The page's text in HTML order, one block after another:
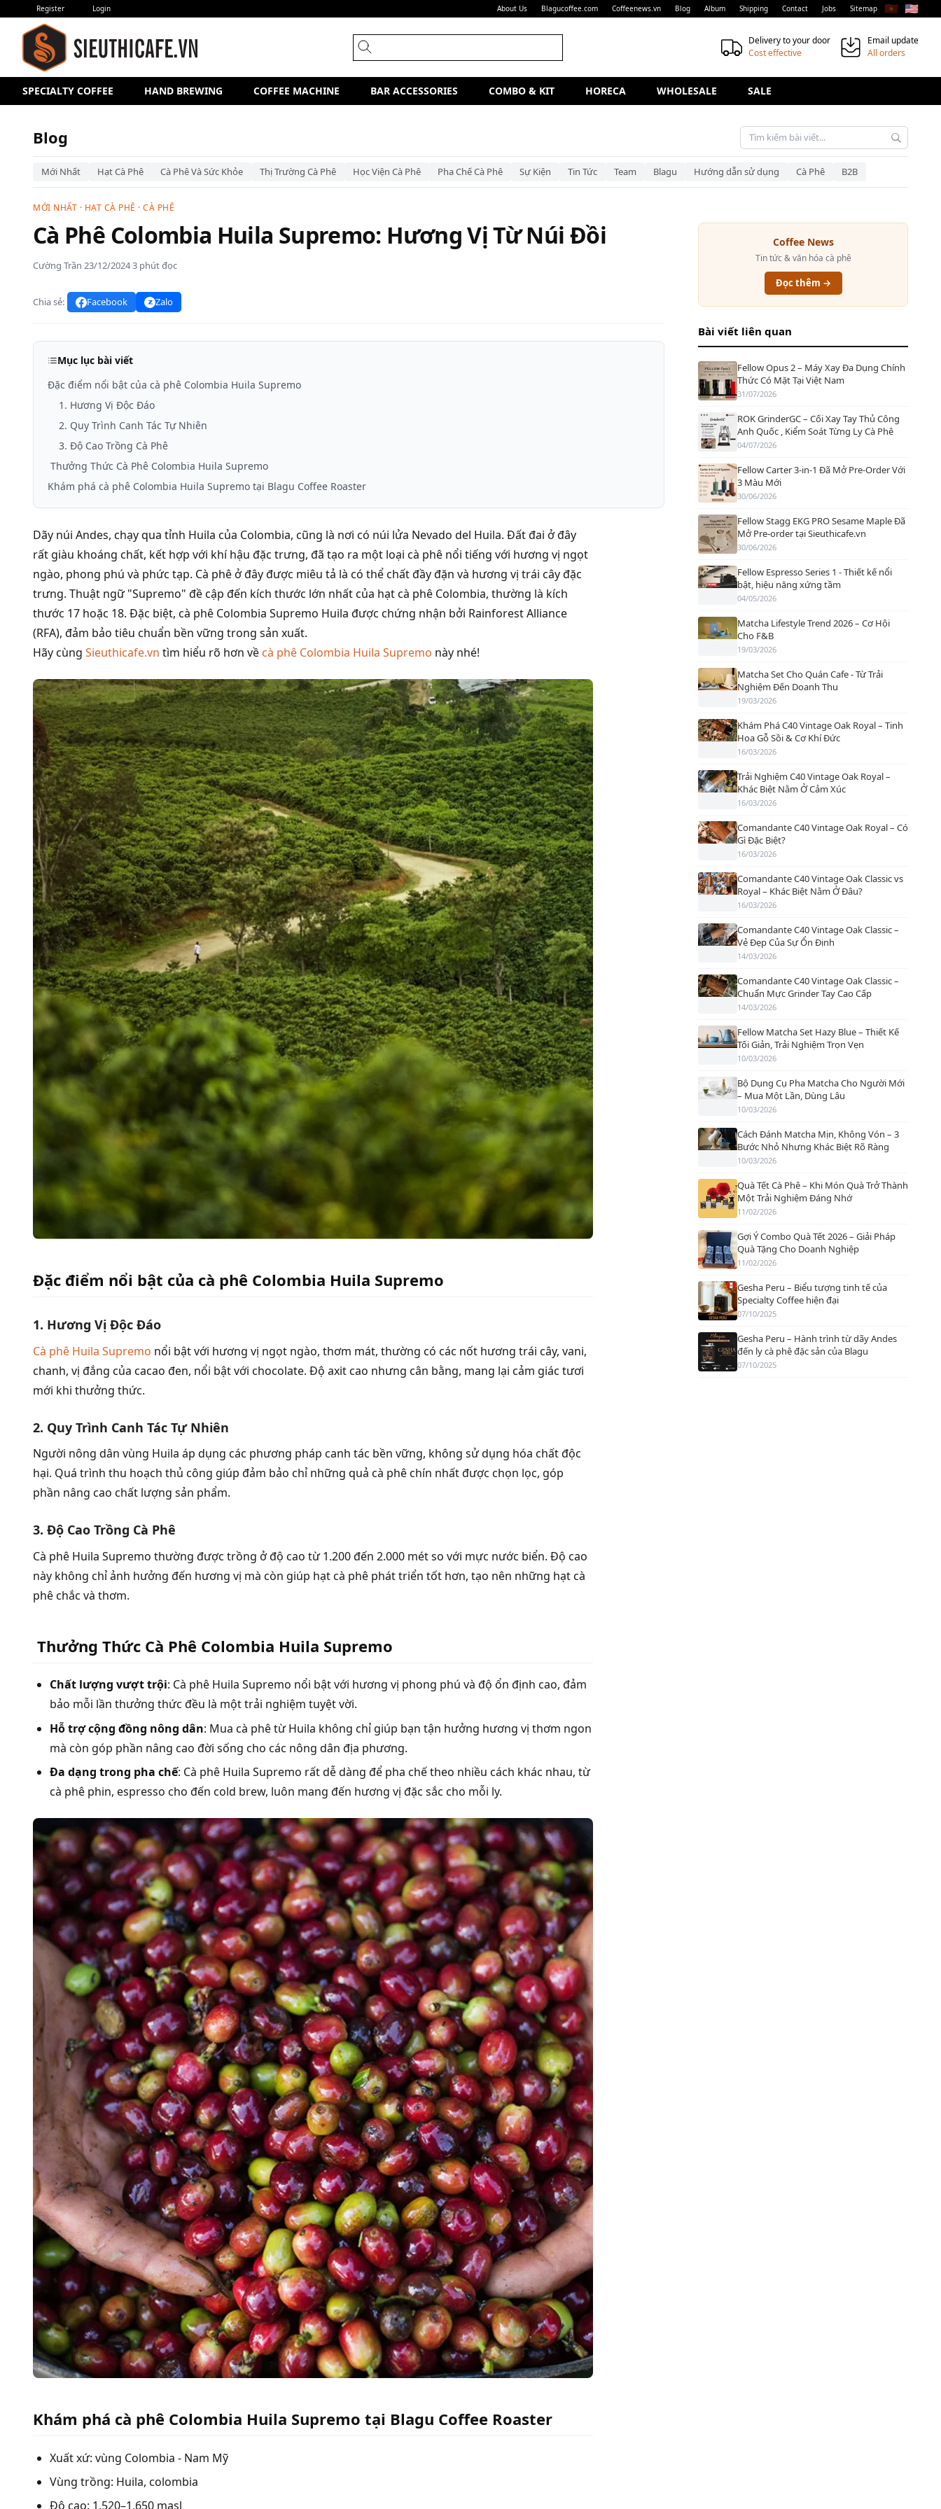
Register Login About Us Blagucoffee.com Coffeenews.vn Blog Album Shipping Contact Jobs Sitemap 🇻🇳 🇺🇸
Delivery to your door
Cost effective
Email update
All orders
SPECIALTY COFFEE HAND BREWING COFFEE MACHINE BAR ACCESSORIES COMBO & KIT HORECA WHOLESALE SALE
Blog
Mới Nhất Hạt Cà Phê Cà Phê Và Sức Khỏe Thị Trường Cà Phê Học Viện Cà Phê Pha Chế Cà Phê Sự Kiện Tin Tức Team Blagu Hướng dẫn sử dụng Cà Phê B2B
MỚI NHẤT · HẠT CÀ PHÊ · CÀ PHÊ
Cà Phê Colombia Huila Supremo: Hương Vị Từ Núi Đồi
Cường Trần·23/12/2024·3 phút đọc
Chia sẻ: Facebook Zalo
Mục lục bài viết
Đặc điểm nổi bật của cà phê Colombia Huila Supremo
1. Hương Vị Độc Đáo
2. Quy Trình Canh Tác Tự Nhiên
3. Độ Cao Trồng Cà Phê
Thưởng Thức Cà Phê Colombia Huila Supremo
Khám phá cà phê Colombia Huila Supremo tại Blagu Coffee Roaster
Dãy núi Andes, chạy qua tỉnh Huila của Colombia, cũng là nơi có núi lửa Nevado del Huila. Đất đai ở đây
rất giàu khoáng chất, kết hợp với khí hậu đặc trưng, đã tạo ra một loại cà phê nổi tiếng với hương vị ngọt
ngào, phong phú và phức tạp. Cà phê ở đây được miêu tả là có thể chất đầy đặn và hương vị trái cây đặc
trưng. Thuật ngữ "Supremo" đề cập đến kích thước lớn nhất của hạt cà phê Colombia, thường là kích
thước 17 hoặc 18. Đặc biệt, cà phê Colombia Supremo Huila được chứng nhận bởi Rainforest Alliance
(RFA), đảm bảo tiêu chuẩn bền vững trong sản xuất.
Hãy cùng Sieuthicafe.vn tìm hiểu rõ hơn về cà phê Colombia Huila Supremo này nhé!
Đặc điểm nổi bật của cà phê Colombia Huila Supremo
1. Hương Vị Độc Đáo
Cà phê Huila Supremo nổi bật với hương vị ngọt ngào, thơm mát, thường có các nốt hương trái cây, vani,
chanh, vị đắng của cacao đen, nổi bật với chocolate. Độ axit cao nhưng cân bằng, mang lại cảm giác tươi
mới khi thưởng thức.
2. Quy Trình Canh Tác Tự Nhiên
Người nông dân vùng Huila áp dụng các phương pháp canh tác bền vững, không sử dụng hóa chất độc
hại. Quá trình thu hoạch thủ công giúp đảm bảo chỉ những quả cà phê chín nhất được chọn lọc, góp
phần nâng cao chất lượng sản phẩm.
3. Độ Cao Trồng Cà Phê
Cà phê Huila Supremo thường được trồng ở độ cao từ 1.200 đến 2.000 mét so với mực nước biển. Độ cao
này không chỉ ảnh hưởng đến hương vị mà còn giúp hạt cà phê phát triển tốt hơn, tạo nên những hạt cà
phê chắc và thơm.
Thưởng Thức Cà Phê Colombia Huila Supremo
Chất lượng vượt trội: Cà phê Huila Supremo nổi bật với hương vị phong phú và độ ổn định cao, đảm
bảo mỗi lần thưởng thức đều là một trải nghiệm tuyệt vời.
Hỗ trợ cộng đồng nông dân: Mua cà phê từ Huila không chỉ giúp bạn tận hưởng hương vị thơm ngon
mà còn góp phần nâng cao đời sống cho các nông dân địa phương.
Đa dạng trong pha chế: Cà phê Huila Supremo rất dễ dàng để pha chế theo nhiều cách khác nhau, từ
cà phê phin, espresso cho đến cold brew, luôn mang đến hương vị đặc sắc cho mỗi ly.
Khám phá cà phê Colombia Huila Supremo tại Blagu Coffee Roaster
Xuất xứ: vùng Colombia - Nam Mỹ
Vùng trồng: Huila, colombia
Độ cao: 1,520–1,650 masl
Coffee News
Tin tức & văn hóa cà phê
Đọc thêm →
Bài viết liên quan
Fellow Opus 2 – Máy Xay Đa Dụng Chính
Thức Có Mặt Tại Việt Nam
31/07/2026
ROK GrinderGC – Cối Xay Tay Thủ Công
Anh Quốc , Kiểm Soát Từng Ly Cà Phê
04/07/2026
Fellow Carter 3-in-1 Đã Mở Pre-Order Với
3 Màu Mới
30/06/2026
Fellow Stagg EKG PRO Sesame Maple Đã
Mở Pre-order tại Sieuthicafe.vn
30/06/2026
Fellow Espresso Series 1 - Thiết kế nổi
bật, hiệu năng xứng tầm
04/05/2026
Matcha Lifestyle Trend 2026 – Cơ Hội
Cho F&B
19/03/2026
Matcha Set Cho Quán Cafe - Từ Trải
Nghiệm Đến Doanh Thu
19/03/2026
Khám Phá C40 Vintage Oak Royal – Tinh
Hoa Gỗ Sồi & Cơ Khí Đức
16/03/2026
Trải Nghiệm C40 Vintage Oak Royal –
Khác Biệt Nằm Ở Cảm Xúc
16/03/2026
Comandante C40 Vintage Oak Royal – Có
Gì Đặc Biệt?
16/03/2026
Comandante C40 Vintage Oak Classic vs
Royal – Khác Biệt Nằm Ở Đâu?
16/03/2026
Comandante C40 Vintage Oak Classic –
Vẻ Đẹp Của Sự Ổn Định
14/03/2026
Comandante C40 Vintage Oak Classic –
Chuẩn Mực Grinder Tay Cao Cấp
14/03/2026
Fellow Matcha Set Hazy Blue – Thiết Kế
Tối Giản, Trải Nghiệm Trọn Vẹn
10/03/2026
Bộ Dụng Cụ Pha Matcha Cho Người Mới
– Mua Một Lần, Dùng Lâu
10/03/2026
Cách Đánh Matcha Mịn, Không Vón – 3
Bước Nhỏ Nhưng Khác Biệt Rõ Ràng
10/03/2026
Quà Tết Cà Phê – Khi Món Quà Trở Thành
Một Trải Nghiệm Đáng Nhớ
11/02/2026
Gợi Ý Combo Quà Tết 2026 – Giải Pháp
Quà Tặng Cho Doanh Nghiệp
11/02/2026
Gesha Peru – Biểu tượng tinh tế của
Specialty Coffee hiện đại
07/10/2025
Gesha Peru – Hành trình từ dãy Andes
đến ly cà phê đặc sản của Blagu
07/10/2025